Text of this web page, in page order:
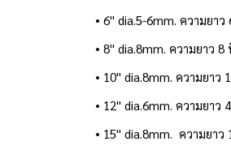
• 6'' dia.5-6mm. ความยา
• 8'' dia.8mm. ความยาว
• 10'' dia.8mm. ความยาว
• 12'' dia.6mm. ความยาว
• 15'' dia.8mm. ความยาว